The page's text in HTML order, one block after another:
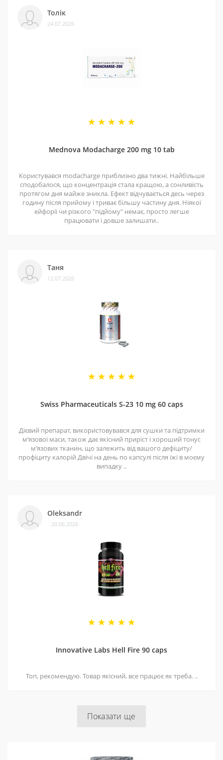
різних платформах. Це підтверджує, що нам можна
довіряти.
Маємо хороші ціни завдяки прямим контактам із
постачальниками. Часто бувають знижки — слідкуйте
допомогли багатьом клієнтам. Нам приємно, що нас
Толік
24.07.2026
Mednova Modacharge 200 mg 10 tab
Користувався modacharge приблизно два тижні. Найбільше
сподобалося, що концентрація стала кращою, а сонливість
протягом дня майже зникла. Ефект відчувається десь через
годину після прийому і триває більшу частину дня. Ніякої
ейфорії чи різкого "підйому" немає, просто легше
працювати і довше залишати..
Таня
12.07.2026
Swiss Pharmaceuticals S-23 10 mg 60 caps
Дієвий препарат, використовувався для сушки та підтримки
мʼязової маси, також дає якісний приріст і хороший тонус
мʼязових тканин, що залежить від вашого дефіциту/
профіциту калорій Двічі на день по капсулі після їжі в моєму
випадку ..
Oleksandr
20.06.2026
Innovative Labs Hell Fire 90 caps
Топ, рекомендую. Товар якісний, все працює як треба. ..
Показати ще